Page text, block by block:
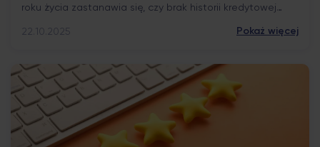
roku życia zastanawia się, czy brak historii kredytowej
sytuacja – młodzi klienci dopiero rozpoczynają swoją
22.10.2025 Pokaż więcej